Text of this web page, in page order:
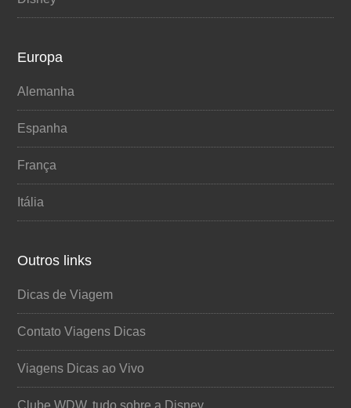
Europa
Alemanha
Espanha
França
Itália
Outros links
Dicas de Viagem
Contato Viagens Dicas
Viagens Dicas ao Vivo
Clube WDW, tudo sobre a Disney